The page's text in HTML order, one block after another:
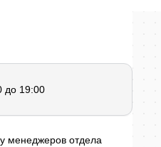
до 19:00
менеджеров отдела